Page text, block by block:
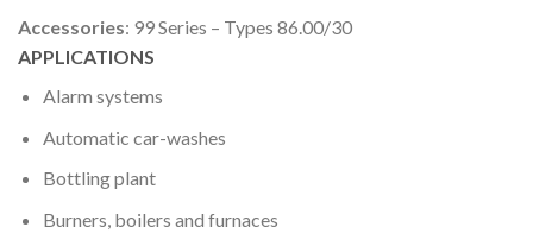
Accessories: 99 Series – Types 86.00/30
APPLICATIONS
Alarm systems
Automatic car-washes
Bottling plant
Burners, boilers and furnaces